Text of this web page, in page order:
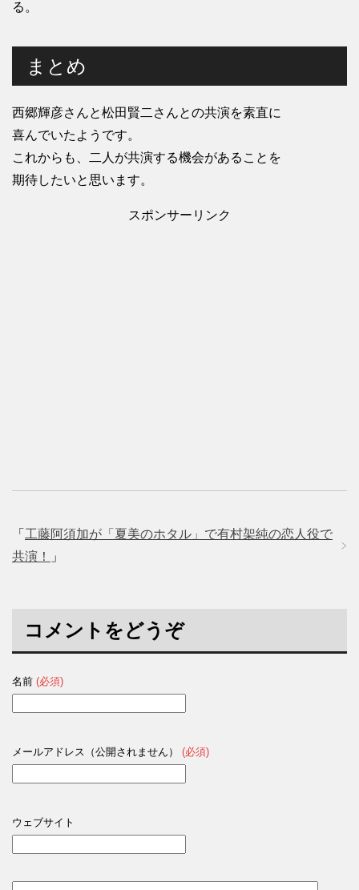
る。
まとめ
西郷輝彦さんと松田賢二さんとの共演を素直に
喜んでいたようです。
これからも、二人が共演する機会があることを
期待したいと思います。
スポンサーリンク
「 工藤阿須加が「夏美のホタル」で有村架純の恋人役で
共演！
」
コメントをどうぞ
名前 (必須)
メールアドレス（公開されません） (必須)
ウェブサイト